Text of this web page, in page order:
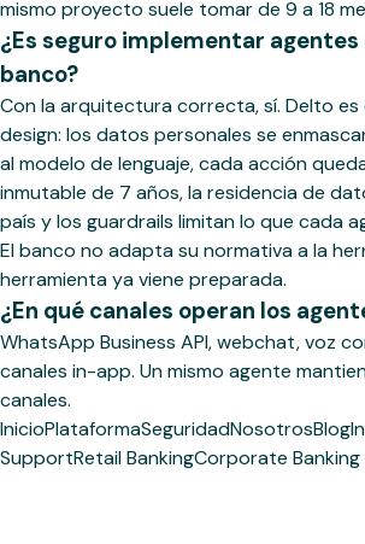
mismo proyecto suele tomar de 9 a 18
¿Es seguro implementar agentes
banco?
Con la arquitectura correcta, sí. Delto
design: los datos personales se
al modelo de lenguaje, cada acción
inmutable de 7 años, la residencia de
país y los guardrails limitan lo que cada
El banco no adapta su normativa a la
herramienta ya viene preparada.
¿En qué canales operan los
WhatsApp Business API, webchat, voz
canales in-app. Un mismo agente
canales.
InicioPlataformaSeguridadNosotrosBlog
SupportRetail BankingCorporate Banking